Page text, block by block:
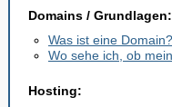
Domains / Grundlagen:
Was ist eine Domain?
Wo sehe ich, ob
Hosting: